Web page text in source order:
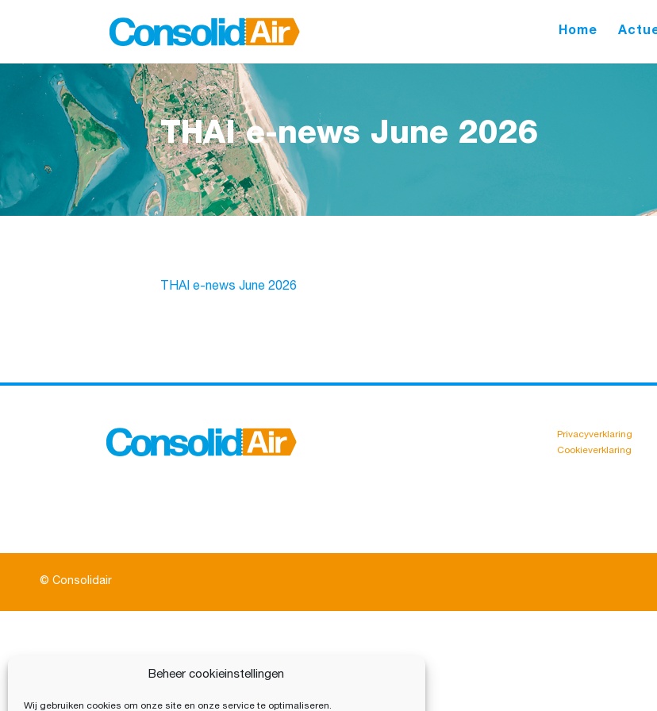
Beheer cookieinstellingen
Wij gebruiken cookies om onze site en onze service te optimaliseren.
Home
THAI e-news June 2026
THAI e-news June 2026
Privacyverklaring
Cookieverklaring
© Consolidair